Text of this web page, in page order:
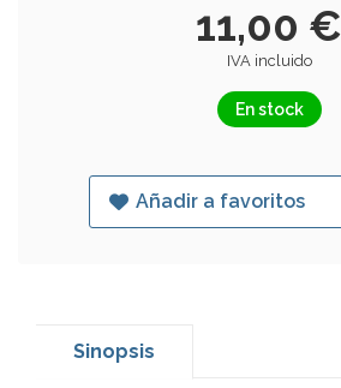
11,00 €
IVA incluido
En stock
Añadir a favoritos
Sinopsis